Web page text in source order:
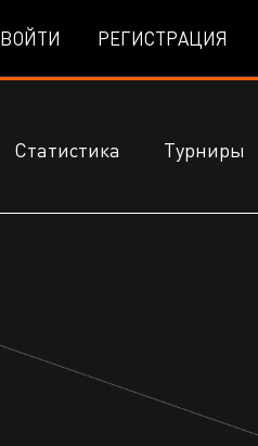
ВОЙТИ РЕГИСТРАЦИЯ
Статистика Турниры